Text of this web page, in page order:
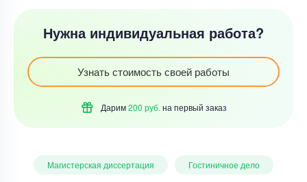
Нужна индивидуальная работа?
Узнать стоимость своей работы
Дарим200 руб. на первый заказ
Магистерская диссертация Гостиничное дело